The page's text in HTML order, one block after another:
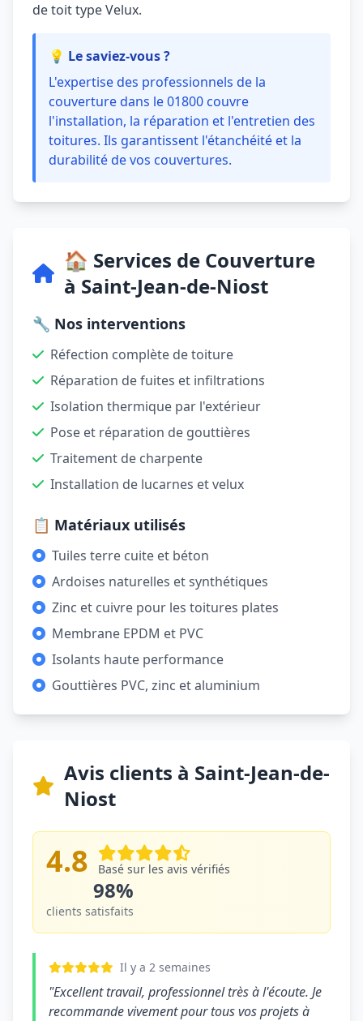
de toit type Velux.
💡 Le saviez-vous ?
L'expertise des professionnels de la
couverture dans le 01800 couvre
l'installation, la réparation et l'entretien des
toitures. Ils garantissent l'étanchéité et la
durabilité de vos couvertures.
🏠 Services de Couverture
à Saint-Jean-de-Niost
🔧 Nos interventions
Réfection complète de toiture
Réparation de fuites et infiltrations
Isolation thermique par l'extérieur
Pose et réparation de gouttières
Traitement de charpente
Installation de lucarnes et velux
📋 Matériaux utilisés
Tuiles terre cuite et béton
Ardoises naturelles et synthétiques
Zinc et cuivre pour les toitures plates
Membrane EPDM et PVC
Isolants haute performance
Gouttières PVC, zinc et aluminium
Avis clients à Saint-Jean-de-
Niost
4.8 Basé sur les avis vérifiés
98%
clients satisfaits
Il y a 2 semaines
"Excellent travail, professionnel très à l'écoute. Je
recommande vivement pour tous vos projets à